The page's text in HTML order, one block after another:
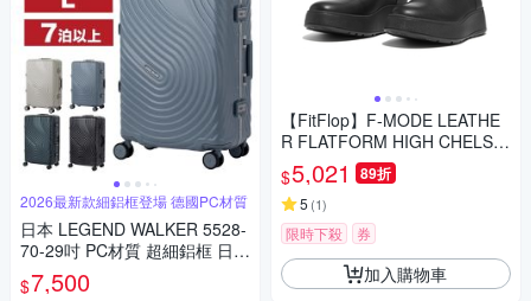
2026最新款細鋁框登場 德國PC材質
日本 LEGEND WALKER 5528-
70-29吋 PC材質 超細鋁框 日乃
本輪 行李箱
$7,500
【FitFlop】F-MODE LEATHE
R FLATFORM HIGH CHELSE
A BOOTS全皮革厚底中筒靴-女
(靓黑色)
$5,021 89折
5 (1)
限時下殺 券
加入購物車